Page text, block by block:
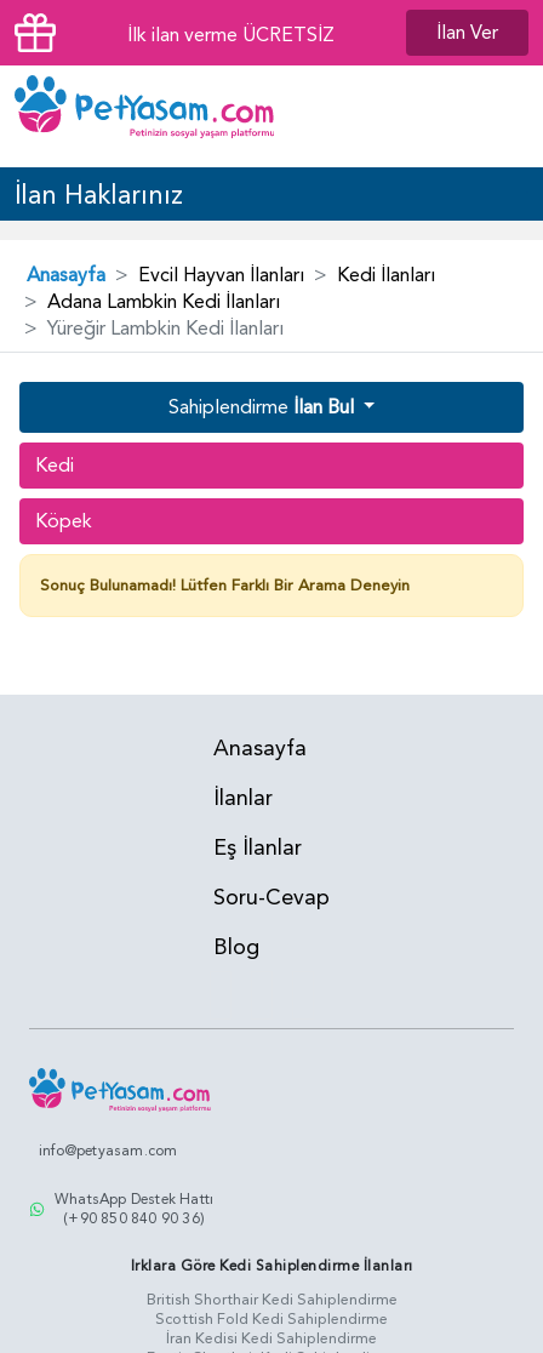
İlk ilan verme ÜCRETSİZ İlan Ver
İlan Haklarınız
Anasayfa Evcil Hayvan İlanları
Kedi İlanları
Adana Lambkin Kedi İlanları
Yüreğir Lambkin Kedi İlanları
Sahiplendirme İlan Bul
Kedi
Köpek
Sonuç Bulunamadı! Lütfen Farklı Bir Arama Deneyin
Anasayfa
İlanlar
Eş İlanlar
Soru-Cevap
Blog
info@petyasam.com
WhatsApp Destek Hattı
(+90 850 840 90 36)
Irklara Göre Kedi Sahiplendirme İlanları
British Shorthair Kedi Sahiplendirme
Scottish Fold Kedi Sahiplendirme
İran Kedisi Kedi Sahiplendirme